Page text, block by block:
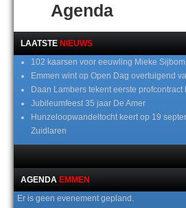
Agenda
LAATSTE NIEUWS
102 kaarsen voor eeuwling Mieke
Emmen wint op Open Dag overtuigend
Daan Lambers tekent eerste profcontract
Jubileumfeest 35 jaar De Amer
Hunzeloopwandeltocht keert op 19
Zuidlaren
AGENDA EMMEN
Er is geen evenement gepland.